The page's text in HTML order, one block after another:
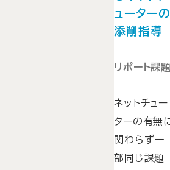
ューター
添削指導
リポート課
ネットチュー
ターの有無
関わらず一
部同じ課題